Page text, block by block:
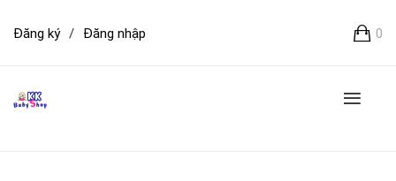
0
Đăng ký / Đăng nhập